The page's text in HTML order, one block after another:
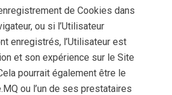
de Cookies dans
ou si l’Utilisateur
enregistrés, l’Utilisateur est
et son expérience sur le Site
pourrait également être le
ou l’un de ses prestataires